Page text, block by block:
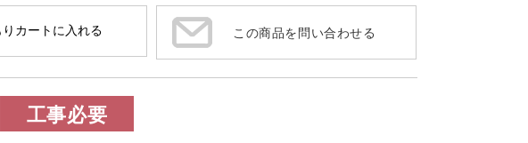
この商品を問い合わせる
工事必要